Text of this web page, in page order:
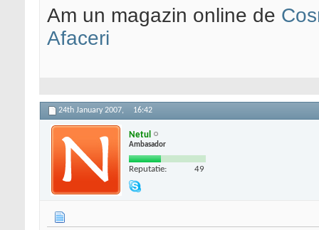
Am un magazin online de
Afaceri
24th January 2007, 16:42
Netul
Ambasador
Reputatie: 49